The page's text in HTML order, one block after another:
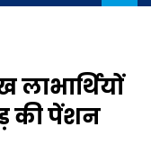
की पेंशन